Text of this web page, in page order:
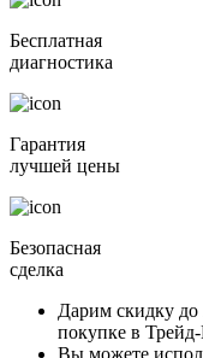
Бесплатная
диагностика
Гарантия
лучшей цены
Безопасная
сделка
Дарим скидку до
покупке в
Вы можете